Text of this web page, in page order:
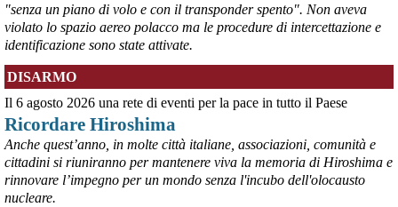
@peacelink - 6/8/2026 7:50
retepacedisarmo.org/2026/missi
Il Parlamento è stato tenuto praticamente all’oscuro del
dispiegamento di uomini e mezzi verso il regno saudita e in un
contesto di conflitto aperto nella regione.
#disarmo #noguerra #pcknews
"senza un piano di volo e con il transponder spento". Non aveva
violato lo spazio aereo polacco ma le procedure di intercettazione e
identificazione sono state attivate.
DISARMO
Il 6 agosto 2026 una rete di eventi per la pace in tutto il Paese
Ricordare Hiroshima
Anche quest’anno, in molte città italiane, associazioni, comunità e
cittadini si riuniranno per mantenere viva la memoria di Hiroshima e
rinnovare l’impegno per un mondo senza l'incubo dell'olocausto
nucleare.